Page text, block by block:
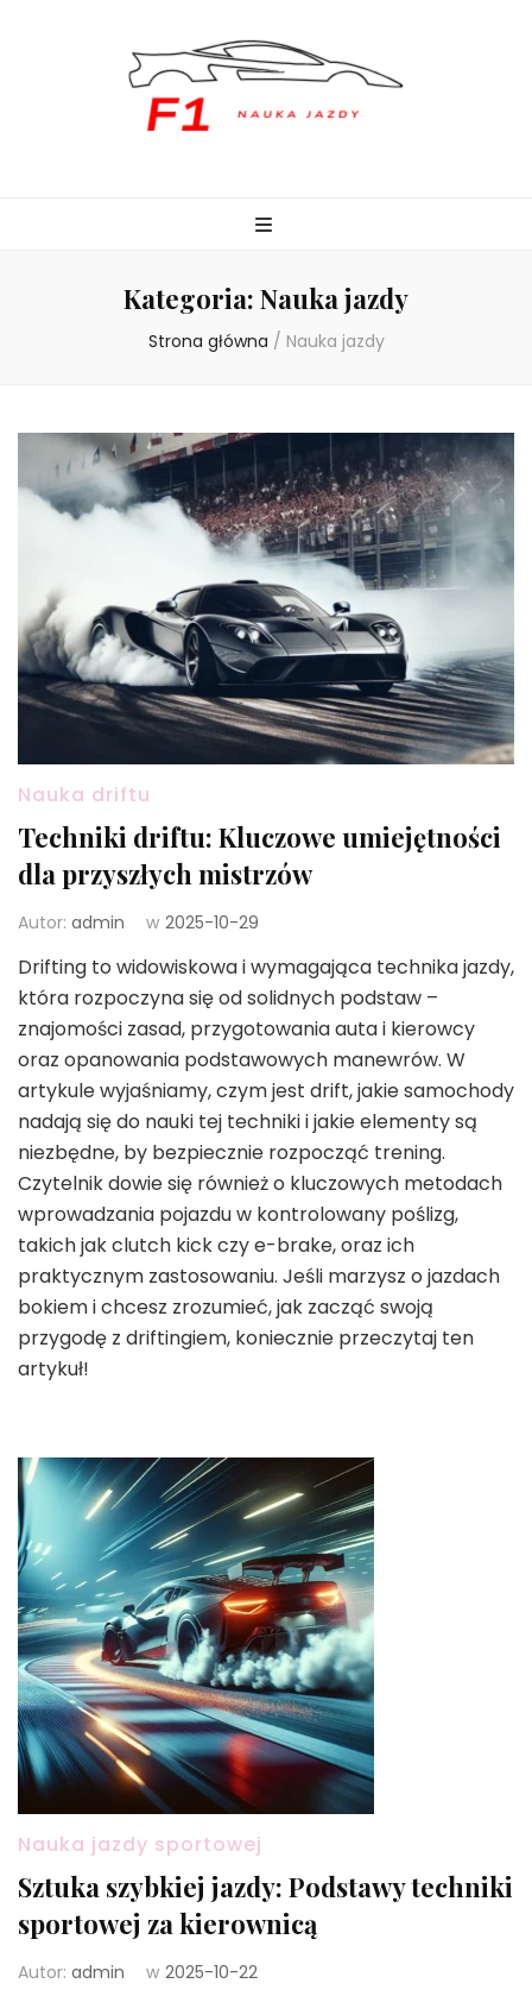
Kategoria: Nauka jazdy
Strona główna / Nauka jazdy
Nauka driftu
Techniki driftu: Kluczowe umiejętności
dla przyszłych mistrzów
Autor: admin w 2025-10-29
Drifting to widowiskowa i wymagająca technika jazdy,
która rozpoczyna się od solidnych podstaw –
znajomości zasad, przygotowania auta i kierowcy
oraz opanowania podstawowych manewrów. W
artykule wyjaśniamy, czym jest drift, jakie samochody
nadają się do nauki tej techniki i jakie elementy są
niezbędne, by bezpiecznie rozpocząć trening.
Czytelnik dowie się również o kluczowych metodach
wprowadzania pojazdu w kontrolowany poślizg,
takich jak clutch kick czy e-brake, oraz ich
praktycznym zastosowaniu. Jeśli marzysz o jazdach
bokiem i chcesz zrozumieć, jak zacząć swoją
przygodę z driftingiem, koniecznie przeczytaj ten
artykuł!
Nauka jazdy sportowej
Sztuka szybkiej jazdy: Podstawy techniki
sportowej za kierownicą
Autor: admin w 2025-10-22